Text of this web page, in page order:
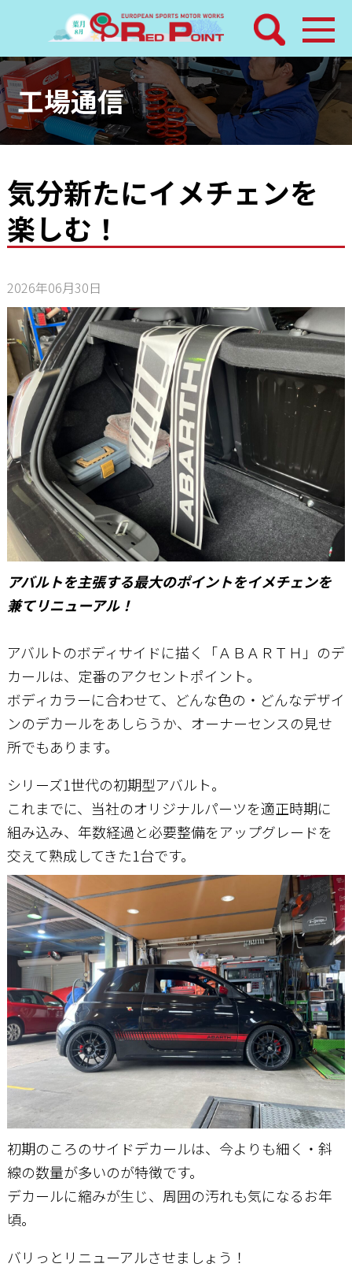
検索
ホーム
トピックス
レッドポイントパーツ
店舗案内
工場通信
お問い合わせ
工場通信
気分新たにイメチェンを
楽しむ！
2026年06月30日
アバルトを主張する最大のポイントをイメチェンを
兼てリニューアル！
アバルトのボディサイドに描く「ＡＢＡＲＴＨ」のデ
カールは、定番のアクセントポイント。
ボディカラーに合わせて、どんな色の・どんなデザイ
ンのデカールをあしらうか、オーナーセンスの見せ
所でもあります。
シリーズ1世代の初期型アバルト。
これまでに、当社のオリジナルパーツを適正時期に
組み込み、年数経過と必要整備をアップグレードを
交えて熟成してきた1台です。
初期のころのサイドデカールは、今よりも細く・斜
線の数量が多いのが特徴です。
デカールに縮みが生じ、周囲の汚れも気になるお年
頃。
バリっとリニューアルさせましょう！